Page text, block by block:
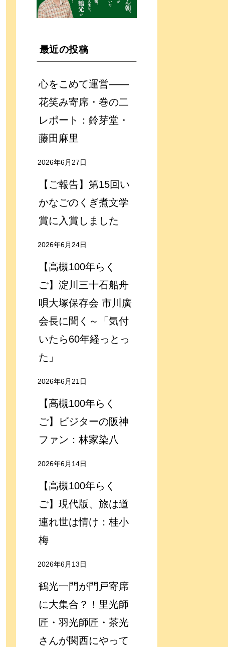
最近の投稿
心をこめて運営――
花笑み寄席・巻の二
レポート：鈴芽堂・
藤田麻里
2026年6月27日
【ご報告】第15回い
かなごのくぎ煮文学
賞に入賞しました
2026年6月24日
【高槻100年らく
ご】淀川三十石船舟
唄大塚保存会 市川廣
会長に聞く～「気付
いたら60年経っとっ
た」
2026年6月21日
【高槻100年らく
ご】ビジターの阪神
ファン：林家染八
2026年6月14日
【高槻100年らく
ご】現代版、旅は道
連れ世は情け：桂小
梅
2026年6月13日
鶴光一門が門戸寄席
に大集合？！里光師
匠・羽光師匠・茶光
さんが関西にやって